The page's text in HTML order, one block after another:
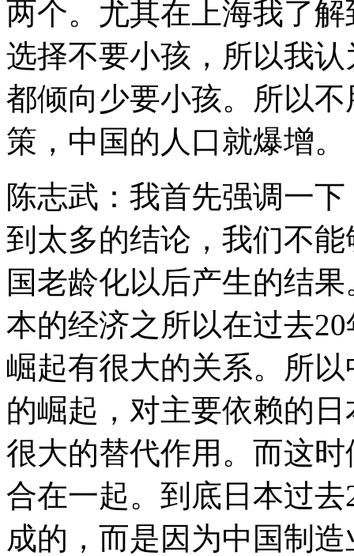
两个。尤其在上海我了
选择不要小孩，所以我
都倾向少要小孩。所以
策，中国的人口就爆增。
陈志武：我首先强调一
到太多的结论，我们不
国老龄化以后产生的结
本的经济之所以在过去
崛起有很大的关系。所
的崛起，对主要依赖的
很大的替代作用。而这
合在一起。到底日本过
成的，而是因为中国制